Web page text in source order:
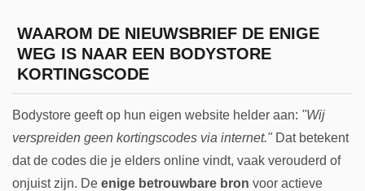
WAAROM DE NIEUWSBRIEF DE ENIGE
WEG IS NAAR EEN BODYSTORE
KORTINGSCODE
Bodystore geeft op hun eigen website helder aan: "Wij
verspreiden geen kortingscodes via internet."Dat betekent
dat de codes die je elders online vindt, vaak verouderd of
onjuist zijn. De enige betrouwbare bron voor actieve